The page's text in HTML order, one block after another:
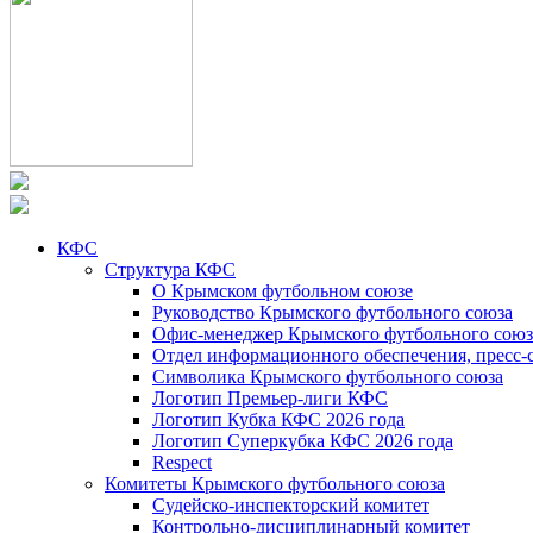
КФС
Структура КФС
О Крымском футбольном союзе
Руководство Крымского футбольного союза
Офис-менеджер Крымского футбольного
Отдел информационного обеспечения, пресс-
Символика Крымского футбольного союза
Логотип Премьер-лиги КФС
Логотип Кубка КФС 2026 года
Логотип Суперкубка КФС 2026 года
Respect
Комитеты Крымского футбольного союза
Судейско-инспекторский комитет
Контрольно-дисциплинарный комитет